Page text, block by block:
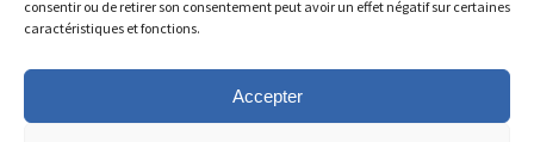
consentir ou de retirer son consentement peut avoir un effet négatif sur certaines
caractéristiques et fonctions.
Accepter
protectionenfance@lamennais.org